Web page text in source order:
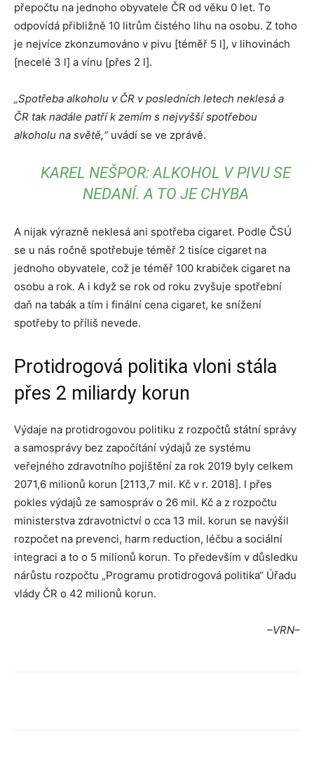
přepočtu na jednoho obyvatele ČR od věku 0 let. To
odpovídá přibližně 10 litrům čistého lihu na osobu. Z toho
je nejvíce zkonzumováno v pivu [téměř 5 l], v lihovinách
[necelé 3 l] a vínu [přes 2 l].
„Spotřeba alkoholu v ČR v posledních letech neklesá a
ČR tak nadále patří k zemím s nejvyšší spotřebou
alkoholu na světě,“ uvádí se ve zprávě.
KAREL NEŠPOR: ALKOHOL V PIVU SE
NEDANÍ. A TO JE CHYBA
A nijak výrazně neklesá ani spotřeba cigaret. Podle ČSÚ
se u nás ročně spotřebuje téměř 2 tisíce cigaret na
jednoho obyvatele, což je téměř 100 krabiček cigaret na
osobu a rok. A i když se rok od roku zvyšuje spotřební
daň na tabák a tím i finální cena cigaret, ke snížení
spotřeby to příliš nevede.
Protidrogová politika vloni stála
přes 2 miliardy korun
Výdaje na protidrogovou politiku z rozpočtů státní správy
a samosprávy bez započítání výdajů ze systému
veřejného zdravotního pojištění za rok 2019 byly celkem
2071,6 milionů korun [2113,7 mil. Kč v r. 2018]. I přes
pokles výdajů ze samospráv o 26 mil. Kč a z rozpočtu
ministerstva zdravotnictví o cca 13 mil. korun se navýšil
rozpočet na prevenci, harm reduction, léčbu a sociální
integraci a to o 5 milionů korun. To především v důsledku
nárůstu rozpočtu „Programu protidrogová politika“ Úřadu
vlády ČR o 42 milionů korun.
–VRN–